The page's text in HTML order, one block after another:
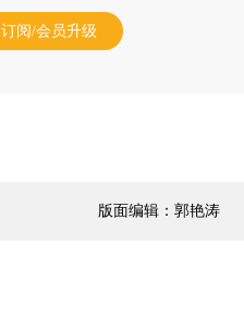
订阅/会员升级
版面编辑：郭艳涛